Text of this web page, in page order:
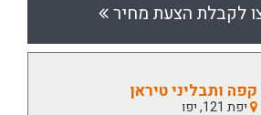
לקבלת הצעת מחיר
קפה ותבליני טיראן
יפת 121, יפו